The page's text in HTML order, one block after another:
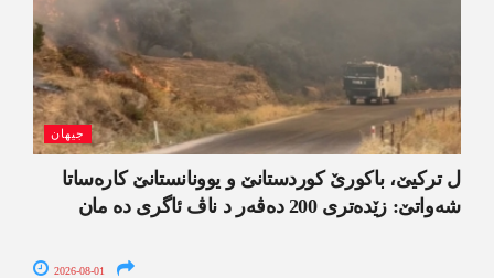
جیھان
ل ترکیێ، باکورێ کوردستانێ و یوونانستانێ کارەساتا
شەواتێ: زێدەتری 200 دەڤەر د ناڤ ئاگری دە مان
2026-08-01